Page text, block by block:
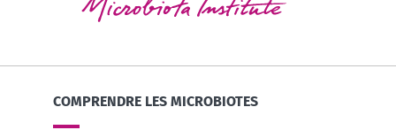
COMPRENDRE LES MICROBIOTES